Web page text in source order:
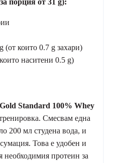
порция от 31 g):
(от които 0.7 g захари)
наситени 0.5 g)
Gold Standard 100% Whey
Смесвам една
200 мл студена вода, и
Това е удобен и
необходимия протеин за